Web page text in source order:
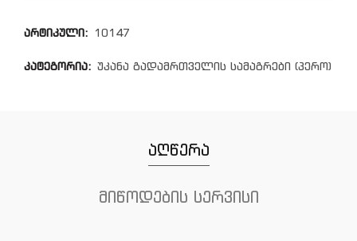
არტიკული: 10147
კატეგორია: უკანა გადამრთველის სამაგრები (პერო)
აღწერა
მიწოდების სერვისი